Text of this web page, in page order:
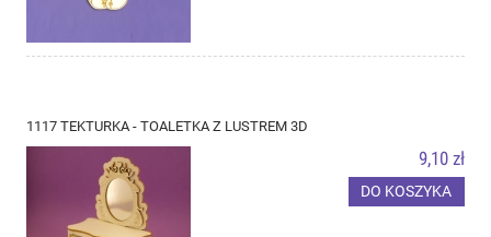
1117 TEKTURKA - TOALETKA Z LUSTREM 3D
9,10 zł
DO KOSZYKA